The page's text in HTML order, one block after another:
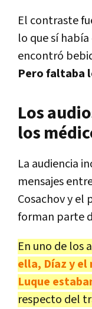
El contraste
lo que sí
encontró
Pero faltaba
Los
los
La audiencia
mensajes
Cosachov y el
forman parte
En uno de los
ella, Díaz y
Luque
respecto del